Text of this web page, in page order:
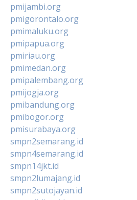
pmijambi.org
pmigorontalo.org
pmimaluku.org
pmipapua.org
pmiriau.org
pmimedan.org
pmipalembang.org
pmijogja.org
pmibandung.org
pmibogor.org
pmisurabaya.org
smpn2semarang.id
smpn4semarang.id
smpn14jkt.id
smpn2lumajang.id
smpn2sutojayan.id